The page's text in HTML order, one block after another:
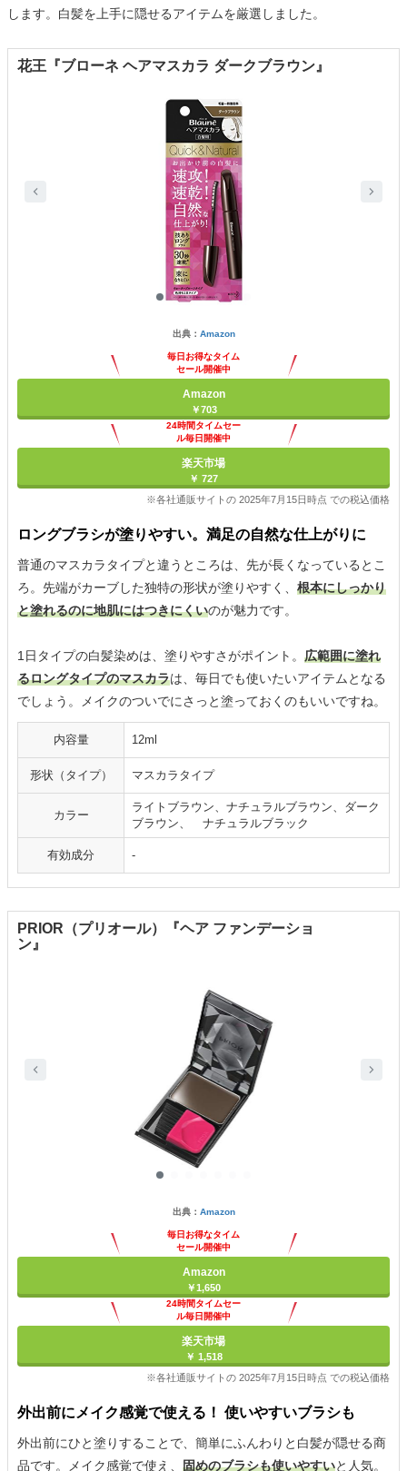
します。白髪を上手に隠せるアイテムを厳選しました。
花王『ブローネ ヘアマスカラ ダークブラウン』
出典： Amazon
毎日お得なタイム
セール開催中
Amazon
￥703
24時間タイムセー
ル毎日開催中
楽天市場
￥ 727
※各社通販サイトの 2025年7月15日時点 での税込価格
ロングブラシが塗りやすい。満足の自然な仕上がりに
普通のマスカラタイプと違うところは、先が長くなっているとこ
ろ。先端がカーブした独特の形状が塗りやすく、 根本にしっかり
と塗れるのに地肌にはつきにくいのが魅力です。
1日タイプの白髪染めは、塗りやすさがポイント。 広範囲に塗れ
るロングタイプのマスカラは、毎日でも使いたいアイテムとなる
でしょう。メイクのついでにさっと塗っておくのもいいですね。
内容量 12ml
形状（タイプ） マスカラタイプ
カラー
ライトブラウン、ナチュラルブラウン、ダーク
ブラウン、 ナチュラルブラック
有効成分 -
PRIOR（プリオール）『ヘア ファンデーショ
ン』
出典： Amazon
毎日お得なタイム
セール開催中
Amazon
￥1,650
24時間タイムセー
ル毎日開催中
楽天市場
￥ 1,518
※各社通販サイトの 2025年7月15日時点 での税込価格
外出前にメイク感覚で使える！ 使いやすいブラシも
外出前にひと塗りすることで、簡単にふんわりと白髪が隠せる商
品です。メイク感覚で使え、 固めのブラシも使いやすいと人気。